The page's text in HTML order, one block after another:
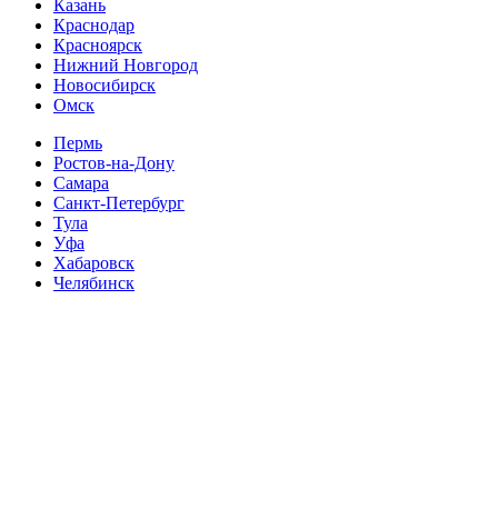
Казань
Краснодар
Красноярск
Нижний Новгород
Новосибирск
Омск
Пермь
Ростов-на-Дону
Самара
Санкт-Петербург
Тула
Уфа
Хабаровск
Челябинск